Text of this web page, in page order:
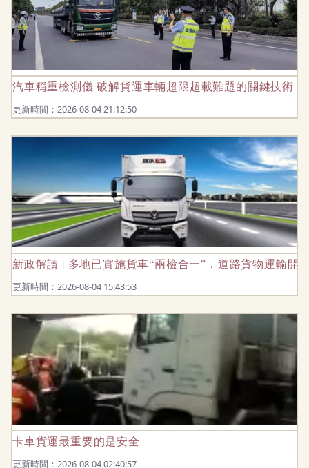
汽車稱重檢測儀 破解貨運車輛超限超載難題的關鍵技術
更新時間：2026-08-04 21:12:50
新政解讀 | 多地已實施貨車“兩檢合一”，道路貨物運輸開
更新時間：2026-08-04 15:43:53
卡車貨運最重要的是安全
更新時間：2026-08-04 02:40:57